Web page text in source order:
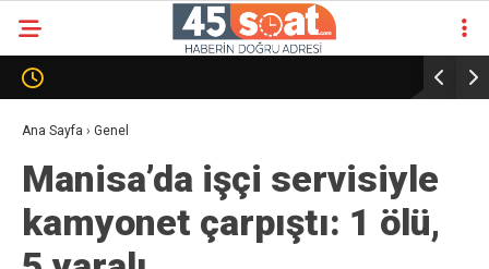
Ana Sayfa › Genel
Manisa’da işçi servisiyle
kamyonet çarpıştı: 1 ölü,